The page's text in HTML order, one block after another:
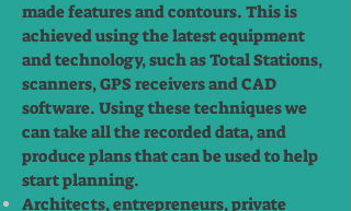
made features and contours. This is
achieved using the latest equipment
and technology, such as Total Stations,
scanners, GPS receivers and CAD
software. Using these techniques we
can take all the recorded data, and
produce plans that can be used to help
start planning.​
Architects, entrepreneurs, private